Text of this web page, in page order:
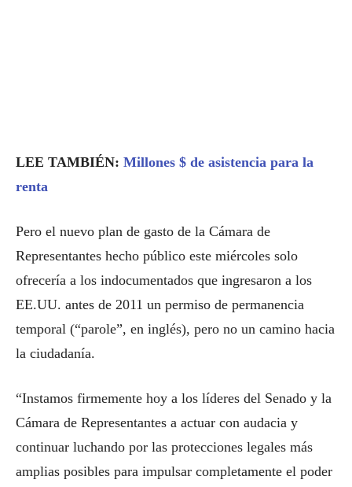
LEE TAMBIÉN: Millones $ de asistencia para la
renta
Pero el nuevo plan de gasto de la Cámara de
Representantes hecho público este miércoles solo
ofrecería a los indocumentados que ingresaron a los
EE.UU. antes de 2011 un permiso de permanencia
temporal (“parole”, en inglés), pero no un camino hacia
la ciudadanía.
“Instamos firmemente hoy a los líderes del Senado y la
Cámara de Representantes a actuar con audacia y
continuar luchando por las protecciones legales más
amplias posibles para impulsar completamente el poder